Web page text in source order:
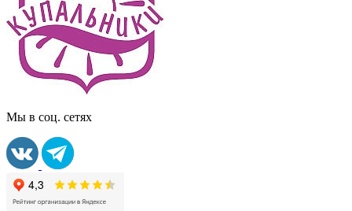
Мы в соц. сетях